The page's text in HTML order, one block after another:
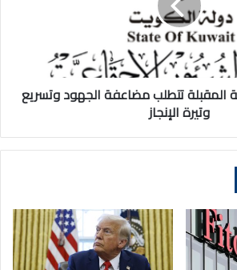
المقبلة تتطلب مضاعفة الجهود وتسريع
وتيرة الإنجاز